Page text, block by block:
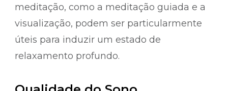
meditação, como a meditação guiada e a
visualização, podem ser particularmente
úteis para induzir um estado de
relaxamento profundo.